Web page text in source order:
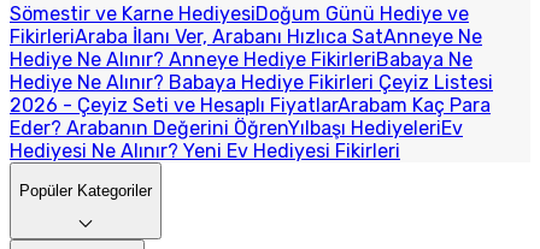
Sömestir ve Karne HediyesiDoğum Günü Hediye ve
FikirleriAraba İlanı Ver, Arabanı Hızlıca SatAnneye Ne
Hediye Ne Alınır? Anneye Hediye FikirleriBabaya Ne
Hediye Ne Alınır? Babaya Hediye Fikirleri Çeyiz Listesi
2026 - Çeyiz Seti ve Hesaplı FiyatlarArabam Kaç Para
Eder? Arabanın Değerini ÖğrenYılbaşı HediyeleriEv
Hediyesi Ne Alınır? Yeni Ev Hediyesi Fikirleri
Popüler Kategoriler